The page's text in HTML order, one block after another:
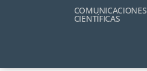
COMUNICACIONES
CIENTÍFICAS